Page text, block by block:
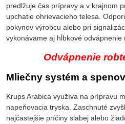
predlžuje čas prípravy a v krajnom
upchatie ohrievacieho telesa.
pokynov výrobcu alebo pri
vykonávame aj hĺbkové odvápnenie
Odvápnenie
Mliečny systém a
Krups Arabica využíva na prípravu
napeňovacia tryska. Zaschnuté
najčastejšie príčiny slabej alebo